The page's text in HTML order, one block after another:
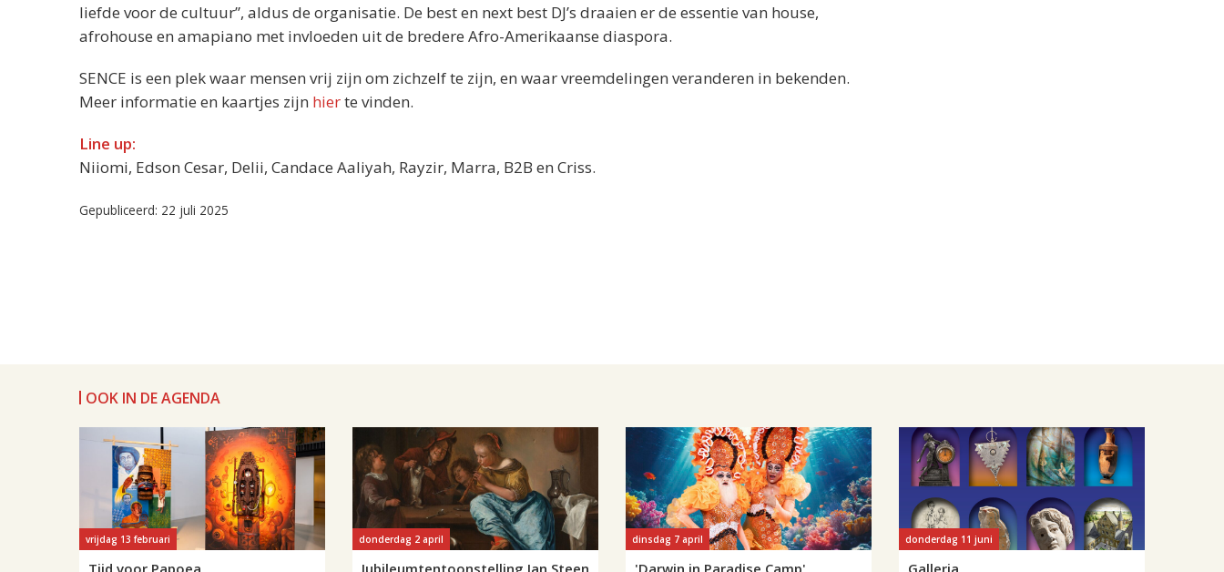
liefde voor de cultuur”, aldus de organisatie. De best en next best DJ’s draaien er de essentie van house,
afrohouse en amapiano met invloeden uit de bredere Afro-Amerikaanse diaspora.
SENCE is een plek waar mensen vrij zijn om zichzelf te zijn, en waar vreemdelingen veranderen in bekenden.
Meer informatie en kaartjes zijn hierte vinden.
Line up:
Niiomi, Edson Cesar, Delii, Candace Aaliyah, Rayzir, Marra, B2B en Criss.
Gepubliceerd: 22 juli 2025
OOK IN DE AGENDA
vrijdag 13 februari
Tijd voor Papoea
donderdag 2 april
Jubileumtentoonstelling Jan Steen
dinsdag 7 april
'Darwin in Paradise Camp'
donderdag 11 juni
Galleria